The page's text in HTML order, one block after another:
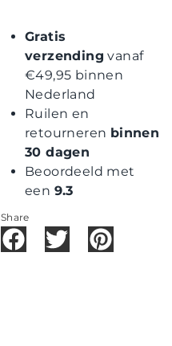
Gratis
verzending vanaf
€49,95 binnen
Nederland
Ruilen en
retourneren binnen
30 dagen
Beoordeeld met
een 9.3
Share